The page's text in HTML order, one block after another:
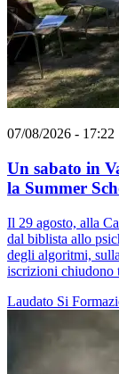
07/08/2026 - 17:22
Un sabato in
la Summer
Il 29 agosto, alla
dal biblista allo
degli algoritmi,
iscrizioni chiudono
Laudato Si